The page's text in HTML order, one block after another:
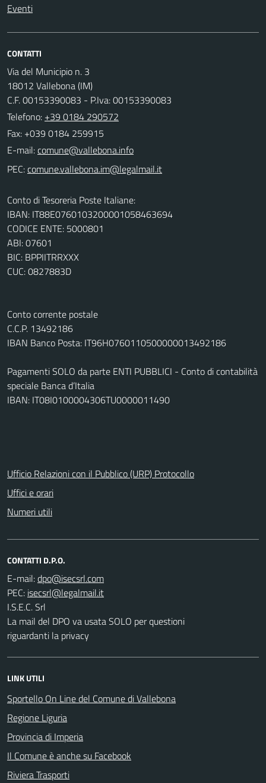
Eventi
CONTATTI
Via del Municipio n. 3
18012 Vallebona (IM)
C.F. 00153390083 - P.Iva: 00153390083
Telefono: +39 0184 290572
Fax: +039 0184 259915
E-mail:
PEC:
Conto di Tesoreria Poste Italiane:
IBAN: IT88E0760103200001058463694
CODICE ENTE: 5000801
ABI: 07601
BIC: BPPIITRRXXX
CUC: 0827883D
Conto corrente postale
C.C.P. 13492186
IBAN Banco Posta: IT96H0760110500000013492186
Pagamenti SOLO da parte ENTI PUBBLICI - Conto di contabilità
speciale Banca d’Italia
IBAN: IT08I0100004306TU0000011490
Ufficio Relazioni con il Pubblico (URP) Protocollo
Uffici e orari
Numeri utili
CONTATTI D.P.O.
E-mail:
PEC:
I.S.E.C. Srl
La mail del DPO va usata SOLO per questioni
riguardanti la privacy
LINK UTILI
Sportello On Line del Comune di Vallebona
Regione Liguria
Provincia di Imperia
Il Comune è anche su Facebook
Riviera Trasporti